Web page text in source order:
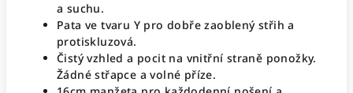
a suchu.
Pata ve tvaru Y pro dobře zaoblený střih a
protiskluzová.
Čistý vzhled a pocit na vnitřní straně ponožky.
Žádné střapce a volné příze.